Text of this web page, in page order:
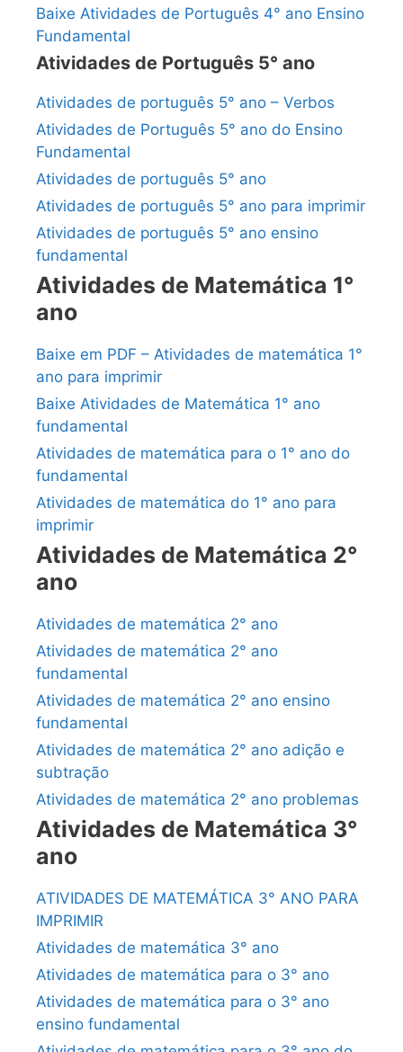
Baixe Atividades de Português 4° ano Ensino
Fundamental
Atividades de Português 5° ano
Atividades de português 5° ano – Verbos
Atividades de Português 5° ano do Ensino
Fundamental
Atividades de português 5° ano
Atividades de português 5° ano para imprimir
Atividades de português 5° ano ensino
fundamental
Atividades de Matemática 1°
ano
Baixe em PDF – Atividades de matemática 1°
ano para imprimir
Baixe Atividades de Matemática 1° ano
fundamental
Atividades de matemática para o 1° ano do
fundamental
Atividades de matemática do 1° ano para
imprimir
Atividades de Matemática 2°
ano
Atividades de matemática 2° ano
Atividades de matemática 2° ano
fundamental
Atividades de matemática 2° ano ensino
fundamental
Atividades de matemática 2° ano adição e
subtração
Atividades de matemática 2° ano problemas
Atividades de Matemática 3°
ano
ATIVIDADES DE MATEMÁTICA 3° ANO PARA
IMPRIMIR
Atividades de matemática 3° ano
Atividades de matemática para o 3° ano
Atividades de matemática para o 3° ano
ensino fundamental